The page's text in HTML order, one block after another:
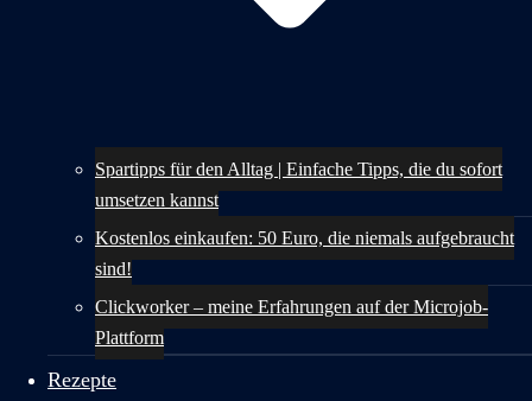
Spartipps für den Alltag | Einfache Tipps, die du sofort
umsetzen kannst
Kostenlos einkaufen: 50 Euro, die niemals aufgebraucht
sind!
Clickworker – meine Erfahrungen auf der Microjob-
Plattform
Rezepte